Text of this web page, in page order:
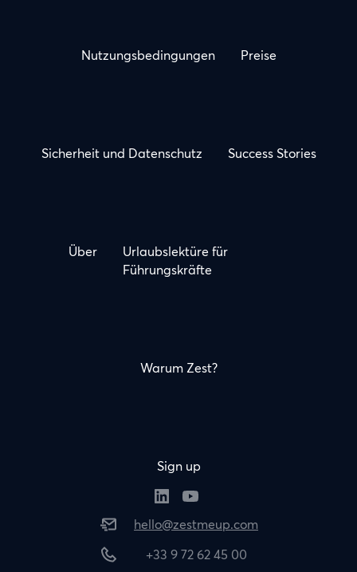
Nutzungsbedingungen Preise
Sicherheit und Datenschutz Success Stories
Über
Urlaubslektüre für
Führungskräfte
Warum Zest?
Sign up
hello@zestmeup.com
+33 9 72 62 45 00